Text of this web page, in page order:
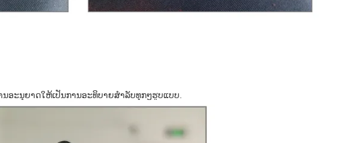
ອະນຸຍາດໃຫ້ເປັນການອະທິບາຍສໍາລັບທຸກໆຮູບແບບ.